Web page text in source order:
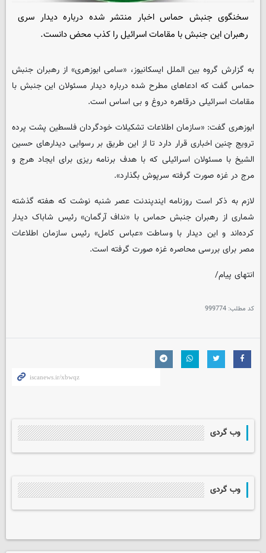
سخنگوی جنبش حماس اخبار منتشر شده درباره دیدار سری
رهبران این جنبش با مقامات اسرائیل را کذب محض دانست.
به گزارش گروه بین الملل ایسکانیوز، «سامی ابوزهری» از رهبران جنبش
حماس گفت که ادعاهای مطرح شده درباره دیدار مسئولان این جنبش با
مقامات اسرائیلی درقاهره دروغ و بی اساس است.
ابوزهری گفت: «سازمان اطلاعات تشکیلات خودگردان فلسطین پشت پرده
ترویج چنین اخباری قرار دارد تا از این طریق بر رسوایی دیدارهای حسین
الشیخ با مسئولان اسرائیلی که با هدف برنامه ریزی برای ایجاد هرج و
مرج در غزه صورت گرفته سرپوش بگذارد».
لازم به ذکر است روزنامه ایندپندنت عصر شنبه نوشت که هفته گذشته
شماری از رهبران جنبش حماس با «نداف آرگمان» رئیس شاباک دیدار
کرده‌اند و این دیدار با وساطت «عباس کامل» رئیس سازمان اطلاعات
مصر برای بررسی محاصره غزه صورت گرفته است.
انتهای پیام/
کد مطلب: 999774
وب گردی
وب گردی